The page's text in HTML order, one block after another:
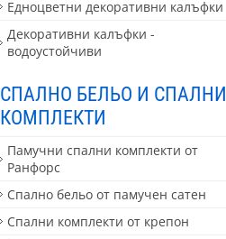
Едноцветни декоративни калъфки
Декоративни калъфки -
водоустойчиви
СПАЛНО БЕЛЬО И СПАЛНИ
КОМПЛЕКТИ
Памучни спални комплекти от
Ранфорс
Спално бельо от памучен сатен
Спални комплекти от крепон